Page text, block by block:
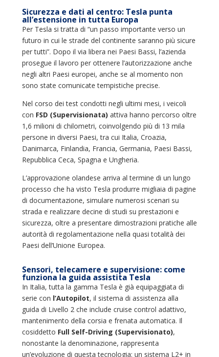
Sicurezza e dati al centro: Tesla punta
all’estensione in tutta Europa
Per Tesla si tratta di “un passo importante verso un
futuro in cui le strade del continente saranno più sicure
per tutti”. Dopo il via libera nei Paesi Bassi, l’azienda
prosegue il lavoro per ottenere l’autorizzazione anche
negli altri Paesi europei, anche se al momento non
sono state comunicate tempistiche precise.
Nel corso dei test condotti negli ultimi mesi, i veicoli
con FSD (Supervisionata) attiva hanno percorso oltre
1,6 milioni di chilometri, coinvolgendo più di 13 mila
persone in diversi Paesi, tra cui Italia, Croazia,
Danimarca, Finlandia, Francia, Germania, Paesi Bassi,
Repubblica Ceca, Spagna e Ungheria.
L’approvazione olandese arriva al termine di un lungo
processo che ha visto Tesla produrre migliaia di pagine
di documentazione, simulare numerosi scenari su
strada e realizzare decine di studi su prestazioni e
sicurezza, oltre a presentare dimostrazioni pratiche alle
autorità di regolamentazione nella quasi totalità dei
Paesi dell’Unione Europea.
Sensori, telecamere e supervisione: come
funziona la guida assistita Tesla
In Italia, tutta la gamma Tesla è già equipaggiata di
serie con l’Autopilot, il sistema di assistenza alla
guida di Livello 2 che include cruise control adattivo,
mantenimento della corsia e frenata automatica. Il
cosiddetto Full Self-Driving (Supervisionato),
nonostante la denominazione, rappresenta
un’evoluzione di questa tecnologia: un sistema L2+ in